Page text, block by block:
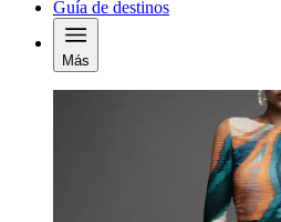
Guía de destinos
Más